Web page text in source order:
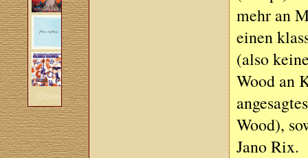
Oben
mehr an
einen
(also
Wood an
Wood),
Jano Rix.